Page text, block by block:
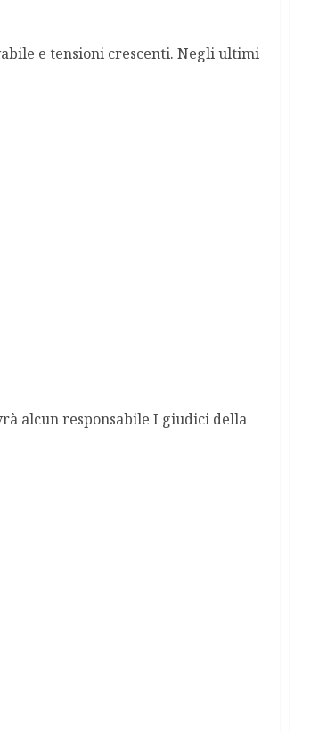
e tensioni crescenti. Negli ultimi
alcun responsabile I giudici della